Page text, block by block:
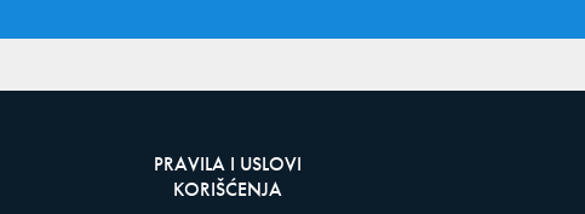
PRAVILA I USLOVI
KORIŠĆENJA